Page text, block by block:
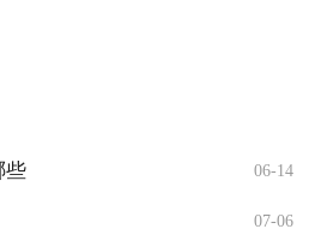
些 06-14
07-06